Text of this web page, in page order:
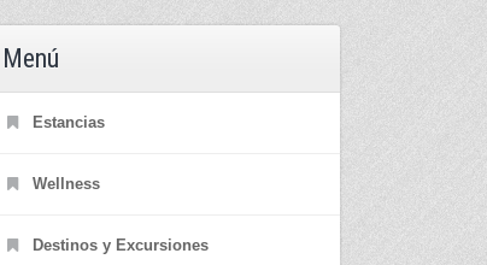
Menú
Estancias
Wellness
Destinos y Excursiones